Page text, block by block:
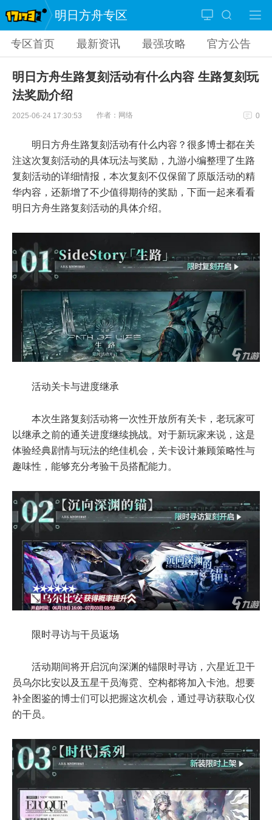
明日方舟专区
专区首页 最新资讯 最强攻略 官方公告
明日方舟生路复刻活动有什么内容 生路复刻玩
法奖励介绍
2025-06-24 17:30:53 作者：网络 0
明日方舟生路复刻活动有什么内容？很多博士都在关
注这次复刻活动的具体玩法与奖励，九游小编整理了生路
复刻活动的详细情报，本次复刻不仅保留了原版活动的精
华内容，还新增了不少值得期待的奖励，下面一起来看看
明日方舟生路复刻活动的具体介绍。
活动关卡与进度继承
本次生路复刻活动将一次性开放所有关卡，老玩家可
以继承之前的通关进度继续挑战。对于新玩家来说，这是
体验经典剧情与玩法的绝佳机会，关卡设计兼顾策略性与
趣味性，能够充分考验干员搭配能力。
限时寻访与干员返场
活动期间将开启沉向深渊的锚限时寻访，六星近卫干
员乌尔比安以及五星干员海霓、空构都将加入卡池。想要
补全图鉴的博士们可以把握这次机会，通过寻访获取心仪
的干员。